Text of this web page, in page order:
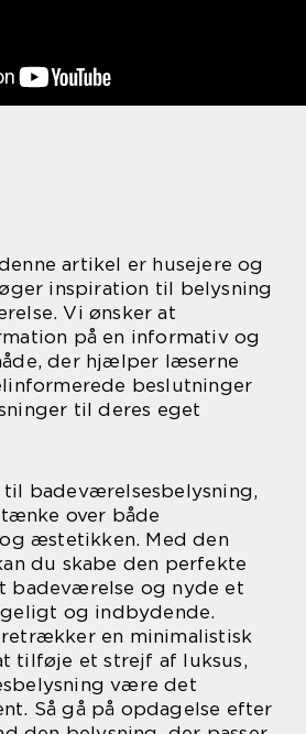
artikel er husejere og
inspiration til belysning
Vi ønsker at
på en informativ og
der hjælper læserne
beslutninger
til deres eget
badeværelsesbelysning,
over både
æstetikken. Med den
du skabe den perfekte
badeværelse og nyde et
og indbydende.
en minimalistisk
tilføje et strejf af luksus,
være det
Så gå på opdagelse efter